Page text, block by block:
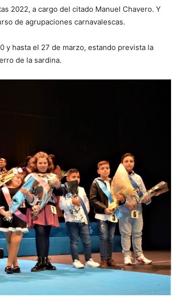
2022, a cargo del citado Manuel Chavero. Y
de agrupaciones carnavalescas.
y hasta el 27 de marzo, estando prevista la
de la sardina.